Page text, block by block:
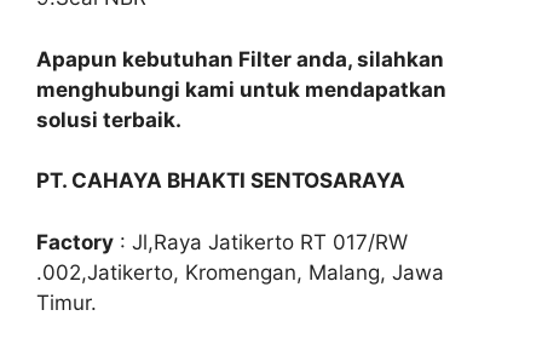
Apapun kebutuhan Filter anda, silahkan
menghubungi kami untuk mendapatkan
solusi terbaik.
PT. CAHAYA BHAKTI SENTOSARAYA
Factory : Jl,Raya Jatikerto RT 017/RW
.002,Jatikerto, Kromengan, Malang, Jawa
Timur.